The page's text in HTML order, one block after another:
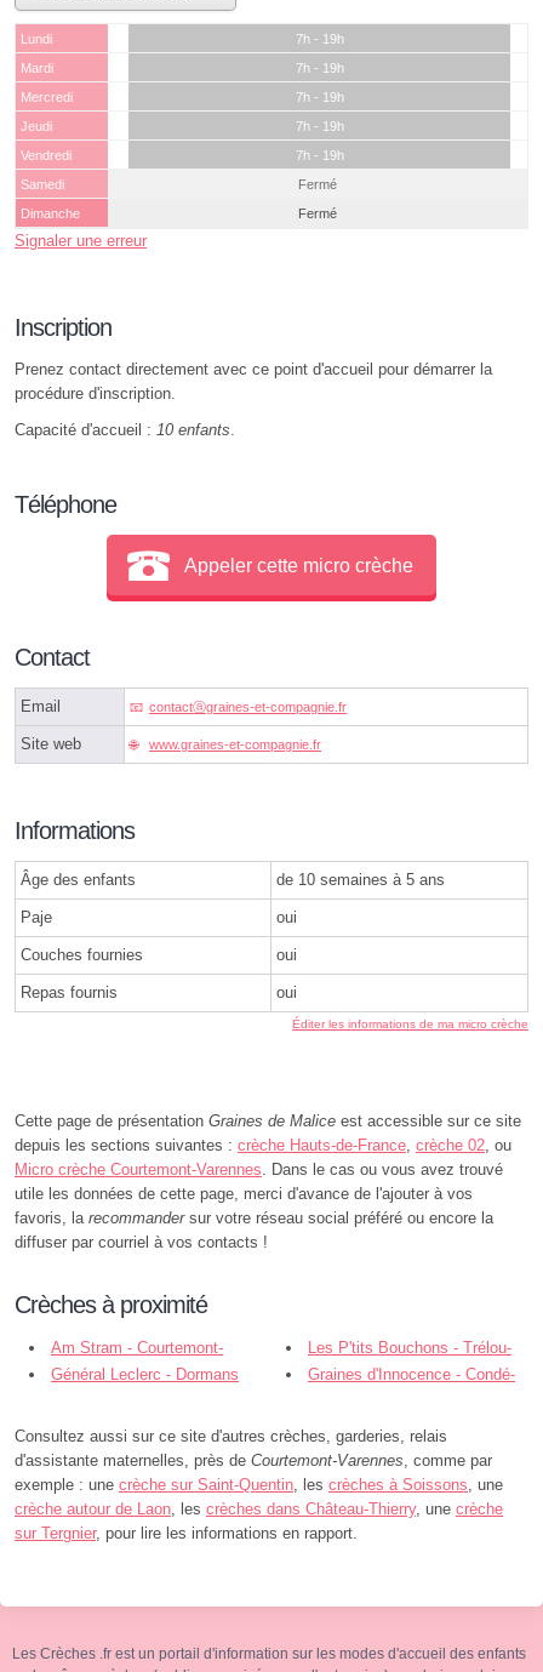
Lundi
7h - 19h
Mardi
7h - 19h
Mercredi
7h - 19h
Jeudi
7h - 19h
Vendredi
7h - 19h
Samedi
Fermé
Dimanche
Fermé
Signaler une erreur
Inscription
Prenez contact directement avec ce point d'accueil pour démarrer la
procédure d'inscription.
Capacité d'accueil : 10 enfants.
Téléphone
Appeler cette micro crèche
Contact
Email contactⓐgraines-et-compagnie.fr
Site web www.graines-et-compagnie.fr
Informations
Âge des enfants de 10 semaines à 5 ans
Paje oui
Couches fournies oui
Repas fournis oui
Éditer les informations de ma micro crèche
Cette page de présentation Graines de Malice est accessible sur ce site
depuis les sections suivantes : crèche Hauts-de-France, crèche 02, ou
Micro crèche Courtemont-Varennes. Dans le cas ou vous avez trouvé
utile les données de cette page, merci d'avance de l'ajouter à vos
favoris, la recommandersur votre réseau social préféré ou encore la
diffuser par courriel à vos contacts !
Crèches à proximité
Am Stram - Courtemont-
Varennes
Les P'tits Bouchons - Trélou-
sur-Marne
Général Leclerc - Dormans
Graines d'Innocence - Condé-
Consultez aussi sur ce site d'autres crèches, garderies, relais
d'assistante maternelles, près de Courtemont-Varennes, comme par
exemple : une crèche sur Saint-Quentin, les crèches à Soissons, une
crèche autour de Laon, les crèches dans Château-Thierry, une crèche
sur Tergnier, pour lire les informations en rapport.
Les Crèches .fr est un portail d'information sur les modes d'accueil des enfants